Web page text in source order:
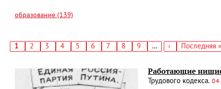
образование (139)
Текущая
1 Страница
2 Страница
3 Страница
4 Страница
5 Страница
6 Страница
7 Страница
8 Страница
9 …
Следующая
›
Последняя
Последняя »
Работающие
Трудового кодекса.